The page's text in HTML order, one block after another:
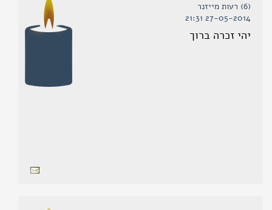
(6) רעות מייזנר
27-05-2014 21:31
יהי זכרה ברוך